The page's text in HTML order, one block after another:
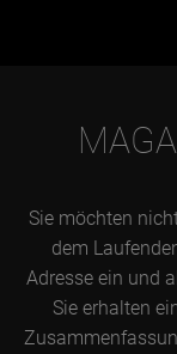
Sie möchten
dem
Adresse ein und
Sie erhalten